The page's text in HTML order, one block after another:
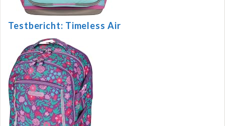
Testbericht: Timeless Air